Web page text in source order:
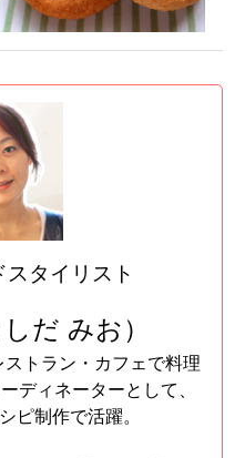
スタイリスト
だ みお）
トラン・カフェで料理
ディネーターとして、
ピ制作で活躍。